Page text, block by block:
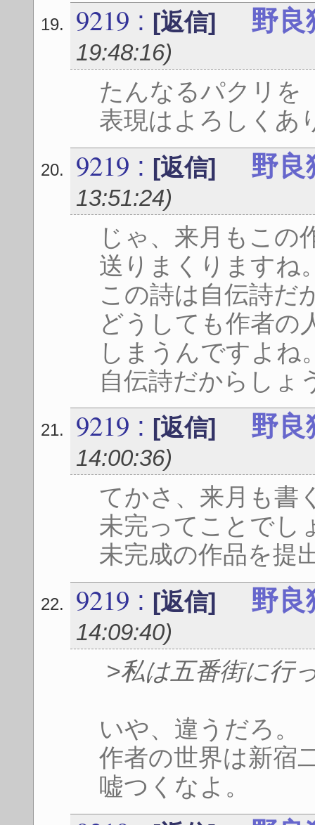
9219 : [返信] 野良
19:48:16)
たんなるパクリを
表現はよろしくあ
9219 : [返信] 野良
13:51:24)
じゃ、来月もこの
送りまくりますね
この詩は自伝詩だ
どうしても作者の
しまうんですよね
自伝詩だからしょ
9219 : [返信] 野良
14:00:36)
てかさ、来月も書
未完ってことでし
未完成の作品を提
9219 : [返信] 野良
14:09:40)
>私は五番街に行
いや、違うだろ。
作者の世界は新宿
嘘つくなよ。